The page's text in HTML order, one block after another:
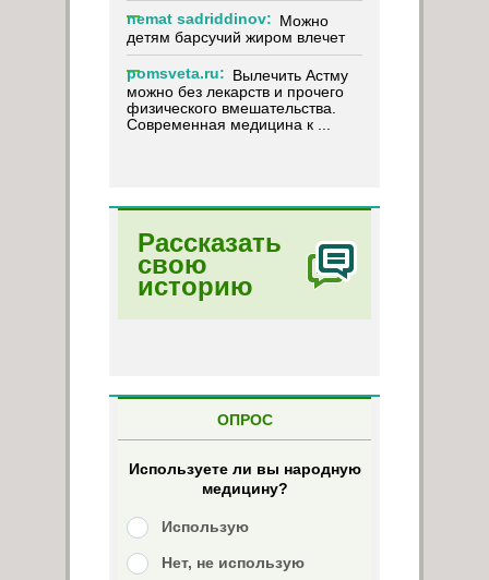
nemat sadriddinov: Можно
детям барсучий жиром влечет
pomsveta.ru: Вылечить Астму
можно без лекарств и прочего
физического вмешательства.
Современная медицина к ...
Рассказать
свою
историю
ОПРОС
Используете ли вы народную
медицину?
Использую
Нет, не использую